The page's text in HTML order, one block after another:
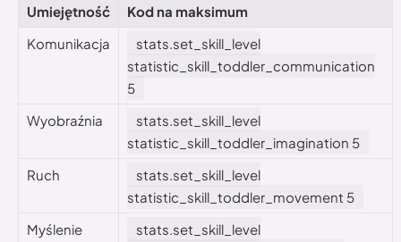
Umiejętność
Kod na maksimum
Komunikacja
stats.set_skill_level
statistic_skill_toddler_communication
5
Wyobraźnia
stats.set_skill_level
statistic_skill_toddler_imagination 5
Ruch
stats.set_skill_level
statistic_skill_toddler_movement 5
Myślenie
stats.set_skill_level